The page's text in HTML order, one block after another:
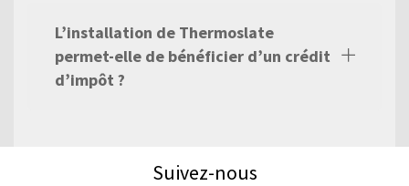
L’installation de Thermoslate
permet-elle de bénéficier d’un crédit
d’impôt ?
Suivez-nous